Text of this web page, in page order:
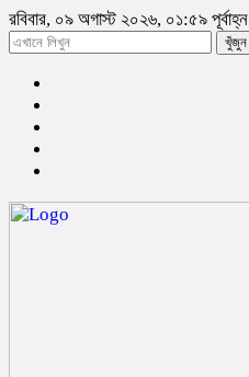
রবিবার, ০৯ অগাস্ট ২০২৬, ০১:৫৯ পূর্বাহ্ন
খুঁজুন